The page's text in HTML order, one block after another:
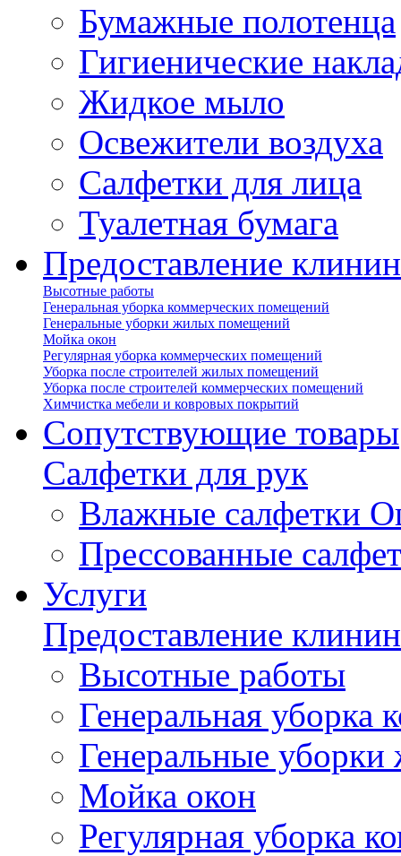
Бумажные полотенца
Гигиенические
Жидкое мыло
Освежители воздуха
Салфетки для лица
Туалетная бумага
Предоставление
Высотные работы
Генеральная уборка коммерческих помещений
Генеральные уборки жилых помещений
Мойка окон
Регулярная уборка коммерческих помещений
Уборка после строителей жилых помещений
Уборка после строителей коммерческих помещений
Химчистка мебели и ковровых покрытий
Сопутствующие товары
Салфетки для рук
Влажные салфетки
Прессованные
Услуги
Предоставление
Высотные работы
Генеральная
Генеральные
Мойка окон
Регулярная уборка